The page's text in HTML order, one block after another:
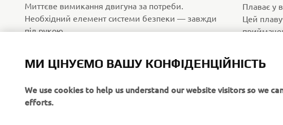
Миттєве вимикання двигуна за потреби.
Необхідний елемент системи безпеки — завжди
під рукою.
Плаває у
Цей
МИ ЦІНУЄМО ВАШУ КОНФІДЕНЦІЙНІСТЬ
We use cookies to help us understand our website visitors so we
efforts.